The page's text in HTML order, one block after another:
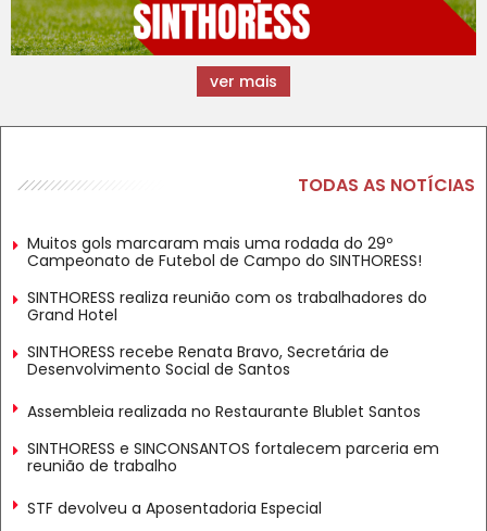
ver mais
TODAS AS NOTÍCIAS
Muitos gols marcaram mais uma rodada do 29º
Campeonato de Futebol de Campo do SINTHORESS!
SINTHORESS realiza reunião com os trabalhadores do
Grand Hotel
SINTHORESS recebe Renata Bravo, Secretária de
Desenvolvimento Social de Santos
Assembleia realizada no Restaurante Blublet Santos
SINTHORESS e SINCONSANTOS fortalecem parceria em
reunião de trabalho
STF devolveu a Aposentadoria Especial